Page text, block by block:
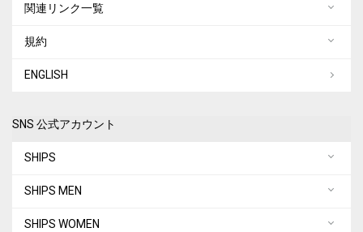
関連リンク一覧
規約
ENGLISH
SNS 公式アカウント
SHIPS
SHIPS MEN
SHIPS WOMEN